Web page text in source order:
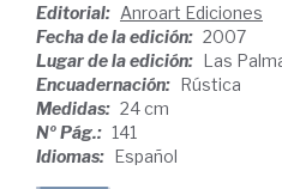
Editorial: Anroart Ediciones
Fecha de la edición: 2007
Lugar de la edición: Las
Encuadernación: Rústica
Medidas: 24 cm
Nº Pág.: 141
Idiomas: Español